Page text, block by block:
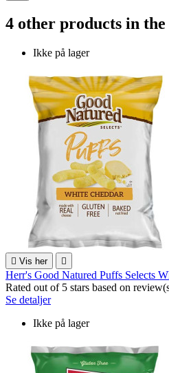
4 other products in the
Ikke på lager
 Vis her 
Herr's Good Natured Puffs Selects
Rated out of 5 stars based on
Se detaljer
Ikke på lager